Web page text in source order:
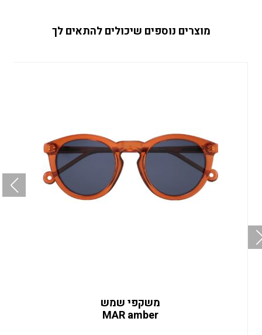
מוצרים נוספים שיכולים להתאים לך
משקפי שמש
MAR amber